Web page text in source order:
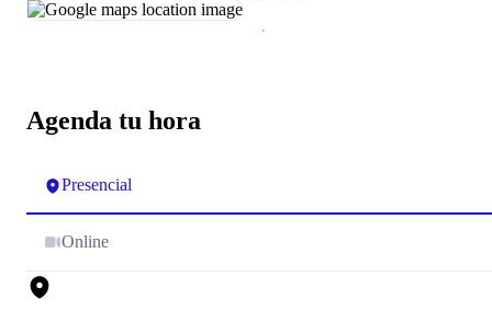
Agenda tu hora
Presencial
Online